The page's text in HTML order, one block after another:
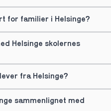
for familier i Helsinge?
Helsinge skolernes
fra Helsinge?
sammenlignet med